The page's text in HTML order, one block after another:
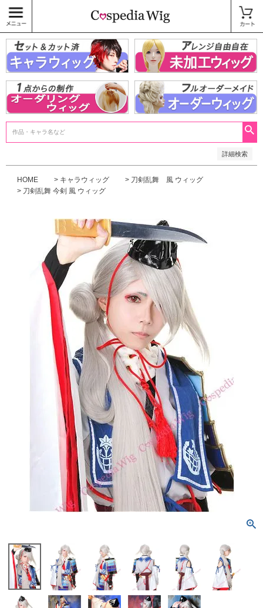
詳細検索
〜
商品タグ
キャラウィッグ
未加工ウィッグ
ベースウィッグ
衣装
SALE中
HOME キャラウィッグ
刀剣乱舞 風 ウィッグ
刀剣乱舞 今剣 風 ウィッグ